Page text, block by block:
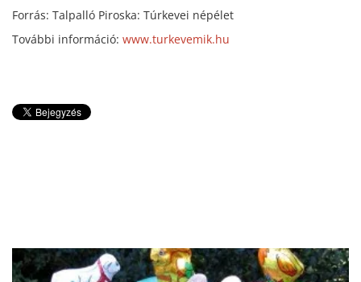
Forrás: Talpalló Piroska: Túrkevei népélet
További információ: www.turkevemik.hu